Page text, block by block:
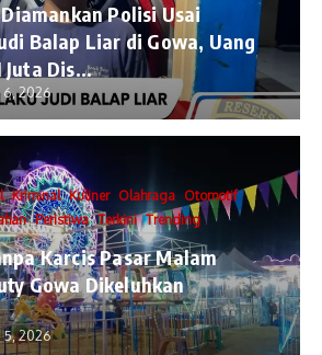
Polisi Usai
Balap Liar di Gowa, Uang
Juta Dis...
2026
Kriminal Kuliner Olahraga Otomotif
Peristiwa Terkini Trending
Karcis Pasar Malam
Gowa Dikeluhkan
2026